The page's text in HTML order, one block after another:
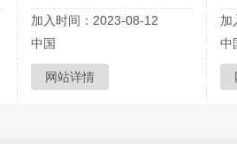
加入时间：2023-08-12
中国
网站详情
加
中